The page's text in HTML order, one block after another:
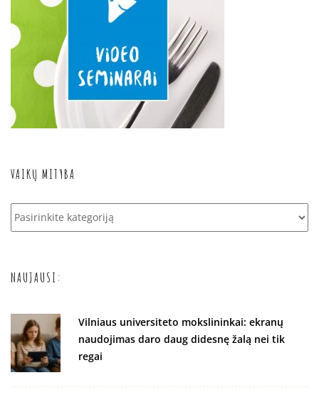
VAIKŲ MITYBA
mityba
NAUJAUSI:
Vilniaus universiteto mokslininkai: ekranų
naudojimas daro daug didesnę žalą nei tik
regai